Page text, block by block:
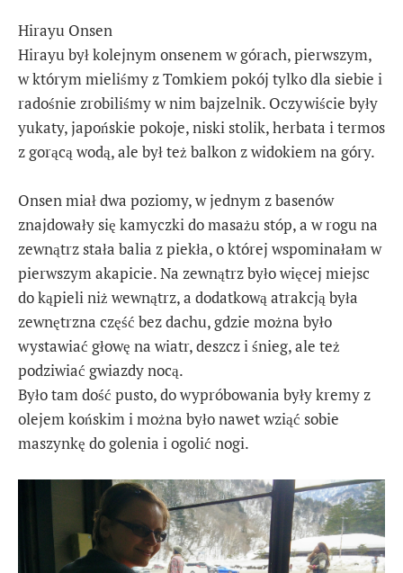
Hirayu Onsen
Hirayu był kolejnym onsenem w górach, pierwszym,
w którym mieliśmy z Tomkiem pokój tylko dla siebie i
radośnie zrobiliśmy w nim bajzelnik. Oczywiście były
yukaty, japońskie pokoje, niski stolik, herbata i termos
z gorącą wodą, ale był też balkon z widokiem na góry.
Onsen miał dwa poziomy, w jednym z basenów
znajdowały się kamyczki do masażu stóp, a w rogu na
zewnątrz stała balia z piekła, o której wspominałam w
pierwszym akapicie. Na zewnątrz było więcej miejsc
do kąpieli niż wewnątrz, a dodatkową atrakcją była
zewnętrzna część bez dachu, gdzie można było
wystawiać głowę na wiatr, deszcz i śnieg, ale też
podziwiać gwiazdy nocą.
Było tam dość pusto, do wypróbowania były kremy z
olejem końskim i można było nawet wziąć sobie
maszynkę do golenia i ogolić nogi.